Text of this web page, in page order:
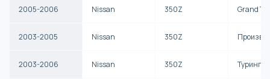
2005-2006 Nissan 350Z Grand
2003-2005 Nissan 350Z
2003-2006 Nissan 350Z Туринг